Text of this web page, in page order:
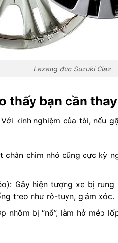
Lazang đúc Suzuki Ciaz
thấy bạn cần
kinh nghiệm của tôi, nếu
chân chim nhỏ cũng cực kỳ
Gây hiện tượng xe bị
treo như rô-tuyn, giảm xóc.
nhôm bị “nổ”, làm hở mép